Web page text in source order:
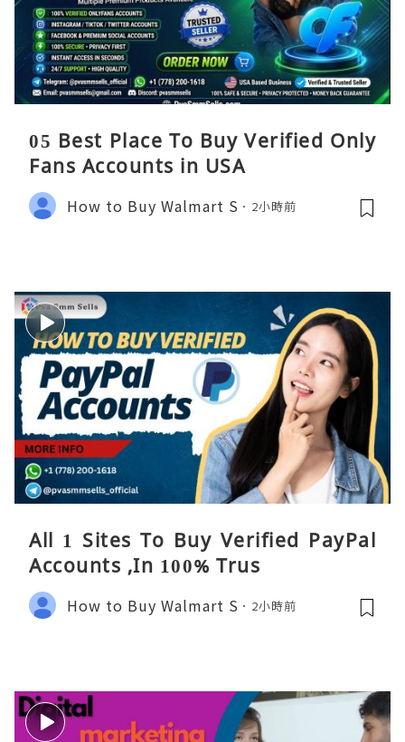
05 Best Place To Buy Verified Only
Fans Accounts in USA
How to Buy Walmart S 2小時前
All 1 Sites To Buy Verified PayPal
Accounts ,In 100% Trus
How to Buy Walmart S 2小時前